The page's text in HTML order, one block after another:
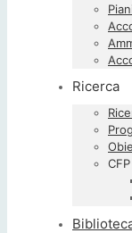
Ricerca